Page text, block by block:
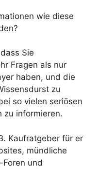
wie diese
Sie
Fragen als nur
haben, und die
zu
so vielen seriösen
zu informieren.
Kaufratgeber für er
mündliche
und